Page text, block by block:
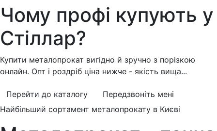
Чому профі купують у
Стіллар?
Купити металопрокат вигідно й зручно з порізкою
онлайн. Опт і роздріб ціна нижче - якість вища...
Перейти до каталогу
Передзвоніть мені
Найбільший сортамент металопрокату в Києві